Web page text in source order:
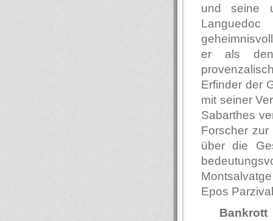
und seine
er als den
Erfinder der
mit seiner
Sabarthes
Forscher zur
über die
Epos